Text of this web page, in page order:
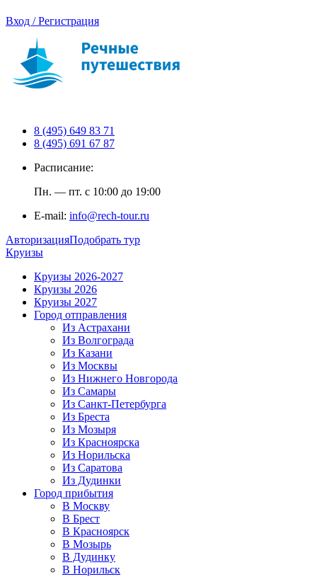
Вход / Регистрация
8 (495) 649 83 71
8 (495) 691 67 87
Расписание:
Пн. — пт. с 10:00 до 19:00
E-mail: info@rech-tour.ru
АвторизацияПодобрать тур
Круизы
Круизы 2026-2027
Круизы 2026
Круизы 2027
Город отправления
Из Астрахани
Из Волгограда
Из Казани
Из Москвы
Из Нижнего Новгорода
Из Самары
Из Санкт-Петербурга
Из Бреста
Из Мозыря
Из Красноярска
Из Норильска
Из Саратова
Из Дудинки
Город прибытия
В Москву
В Брест
В Красноярск
В Мозырь
В Дудинку
В Норильск